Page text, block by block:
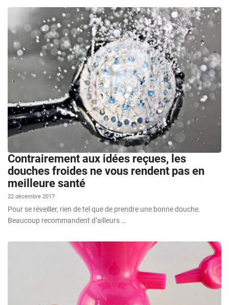
Contrairement aux idées reçues, les
douches froides ne vous rendent pas en
meilleure santé
22 décembre 2017
Pour se réveiller, rien de tel que de prendre une bonne douche.
Beaucoup recommandent d’ailleurs …